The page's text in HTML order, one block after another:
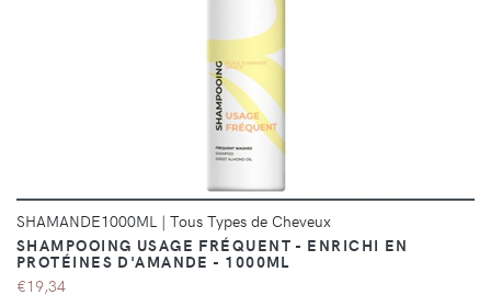
DÉTAILS
SHAMANDE1000ML | Tous Types de Cheveux
SHAMPOOING USAGE FRÉQUENT - ENRICHI EN
PROTÉINES D'AMANDE - 1000ML
€19,34